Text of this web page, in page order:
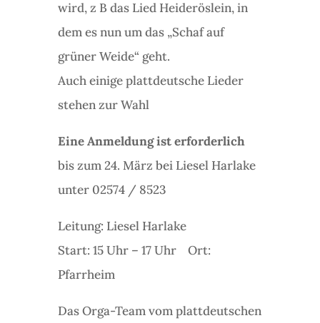
wird, z B das Lied Heideröslein, in
dem es nun um das „Schaf auf
grüner Weide“ geht.
Auch einige plattdeutsche Lieder
stehen zur Wahl
Eine Anmeldung ist erforderlich
bis zum 24. März bei Liesel Harlake
unter 02574 / 8523
Leitung: Liesel Harlake
Start: 15 Uhr – 17 Uhr Ort:
Pfarrheim
Das Orga-Team vom plattdeutschen